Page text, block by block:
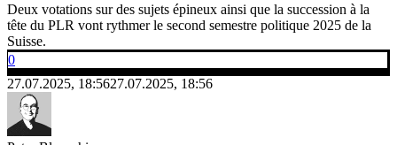
Deux votations sur des sujets épineux ainsi que la succession à la
tête du PLR vont rythmer le second semestre politique 2025 de la
Suisse.
0
27.07.2025, 18:5627.07.2025, 18:56